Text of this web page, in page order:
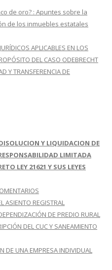
de oro? : Apuntes sobre la
de los inmuebles estatales
APLICABLES EN LOS
DEL CASO ODEBRECHT
Y TRANSFERENCIA DE
Y LIQUIDACION DE
LIMITADA
LEY 21621 Y SUS LEYES
ASIENTO REGISTRAL
DE PREDIO RURAL
DEL CUC Y SANEAMIENTO
DE UNA EMPRESA INDIVIDUAL